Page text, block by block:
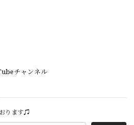
チャンネル
ります♫